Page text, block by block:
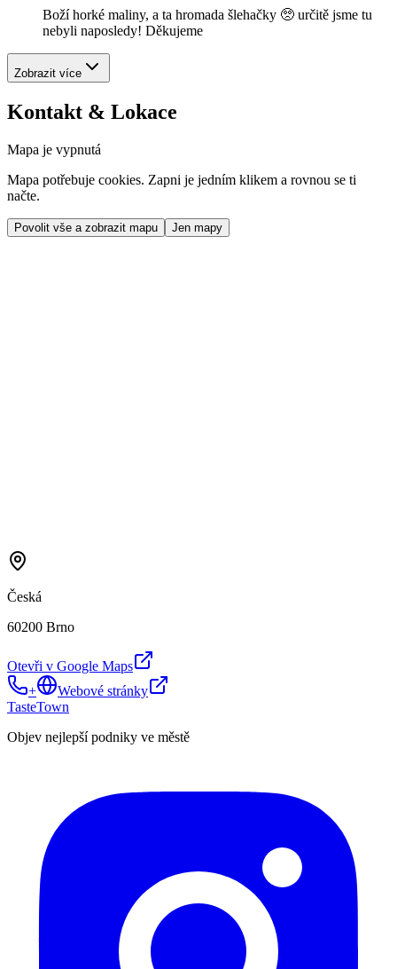
Boží horké maliny, a ta hromada šlehačky 🥺 určitě jsme tu
nebyli naposledy! Děkujeme
Zobrazit více
Kontakt & Lokace
Mapa je vypnutá
Mapa potřebuje cookies. Zapni je jedním klikem a rovnou se ti
načte.
Povolit vše a zobrazit mapu Jen mapy
Česká
60200 Brno
Otevři v Google Maps
+
Webové stránky
TasteTown
Objev nejlepší podniky ve městě